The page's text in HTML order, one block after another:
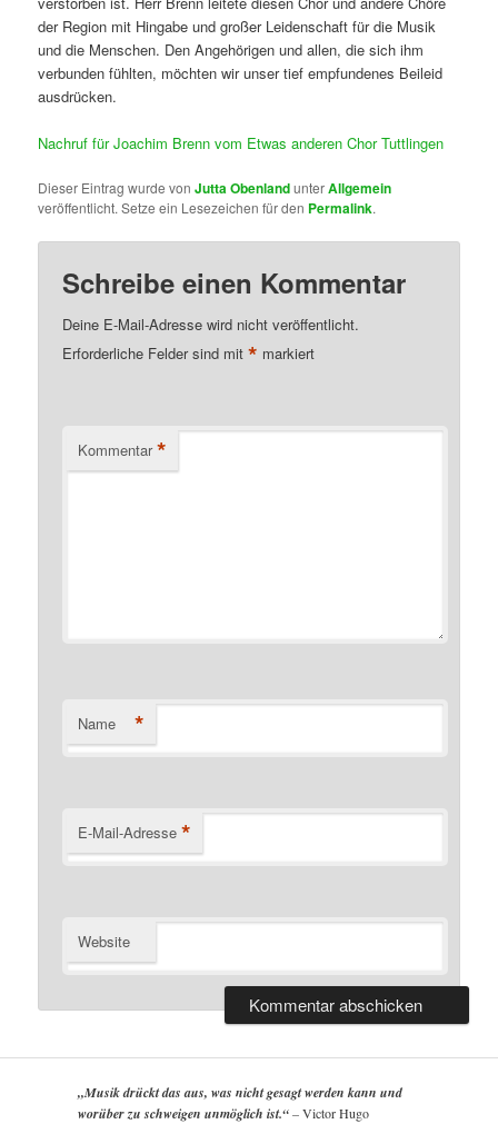
der Region mit Hingabe und großer Leidenschaft für die Musik
und die Menschen. Den Angehörigen und allen, die sich ihm
verbunden fühlten, möchten wir unser tief empfundenes Beileid
ausdrücken.
Nachruf für Joachim Brenn vom Etwas anderen Chor Tuttlingen
Dieser Eintrag wurde vonJutta ObenlandunterAllgemein
veröffentlicht. Setze ein Lesezeichen für den Permalink.
Schreibe einen Kommentar
Deine E-Mail-Adresse wird nicht veröffentlicht.
Erforderliche Felder sind mit* markiert
Kommentar *
Name *
E-Mail-Adresse *
Website
„Musik drückt das aus, was nicht gesagt werden kann und
worüber zu schweigen unmöglich ist.“–Victor Hugo